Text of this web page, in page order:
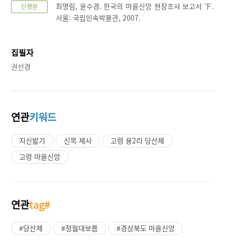
단행본
최명림, 윤수경. 한국의 마을신앙 현장조사 보고서 下.
서울: 국립민속박물관, 2007.
집필자
권선경
연관키워드
지신밟기 신목 제사
고령 용2리 당산제
고령 마을신앙
연관tag#
#당산제 #정월대보름 #경상북도 마을신앙